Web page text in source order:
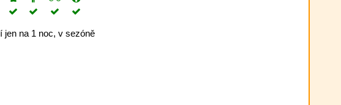
jen na 1 noc, v sezóně